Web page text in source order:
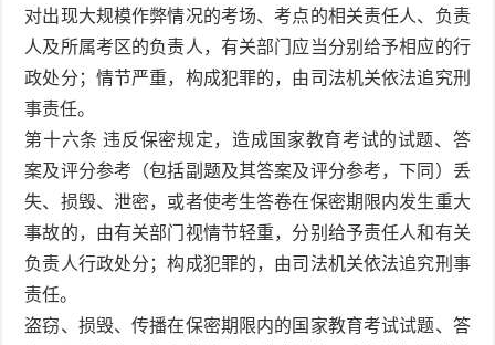
对出现大规模作弊情况的考场、考点的相关责任人、负责
人及所属考区的负责人，有关部门应当分别给予相应的行
政处分；情节严重，构成犯罪的，由司法机关依法追究刑
事责任。
第十六条 违反保密规定，造成国家教育考试的试题、答
案及评分参考（包括副题及其答案及评分参考，下同）丢
失、损毁、泄密，或者使考生答卷在保密期限内发生重大
事故的，由有关部门视情节轻重，分别给予责任人和有关
负责人行政处分；构成犯罪的，由司法机关依法追究刑事
责任。
盗窃、损毁、传播在保密期限内的国家教育考试试题、答